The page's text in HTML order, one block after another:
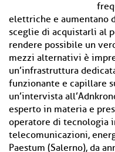
elettriche e aumentano
sceglie di acquistarli al
rendere possibile un
mezzi alternativi è
un’infrastruttura
funzionante e capillare
un’intervista
esperto in materia e
operatore di tecnologia
telecomunicazioni,
Paestum (Salerno), da